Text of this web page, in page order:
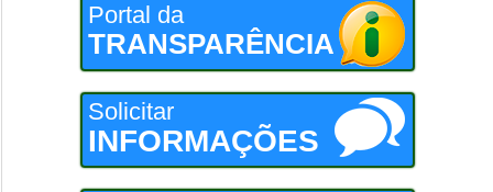
Portal da
TRANSPARÊNCIA
Solicitar
INFORMAÇÕES